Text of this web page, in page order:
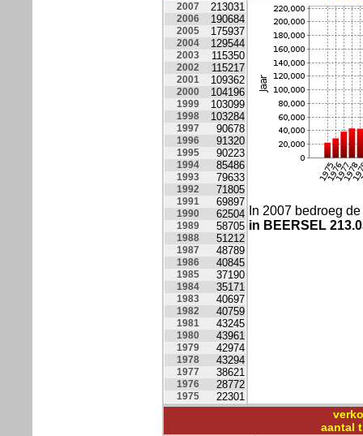
2007 213031
2006 190684
2005 175937
2004 129544
2003 115350
2002 115217
2001 109362
2000 104196
1999 103099
1998 103284
1997 90678
1996 91320
1995 90223
1994 85486
1993 79633
1992 71805
1991 69897
1990 62504
1989 58705
1988 51212
1987 48789
1986 40845
1985 37190
1984 35171
1983 40697
1982 40759
1981 43245
1980 43961
1979 42974
1978 43294
1977 38621
1976 28772
1975 22301
In 2007 bedroeg de
in BEERSEL
aantal